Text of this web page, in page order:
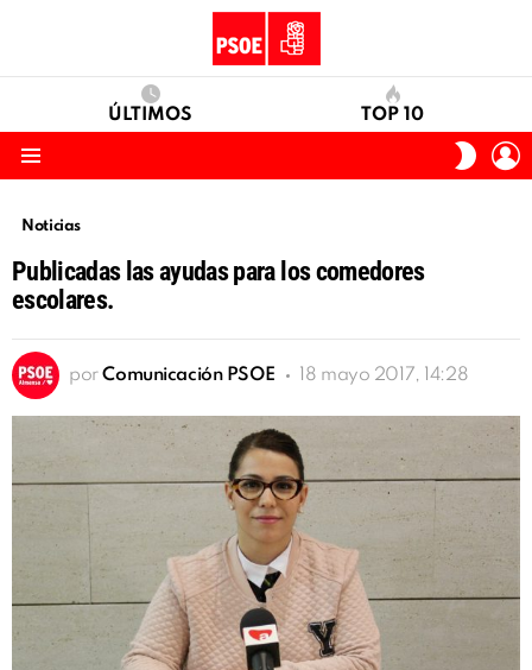
ÚLTIMOS TOP 10
SKIN
Noticias
Publicadas las ayudas para los comedores
escolares.
por Comunicación PSOE 18 mayo 2017, 14:28